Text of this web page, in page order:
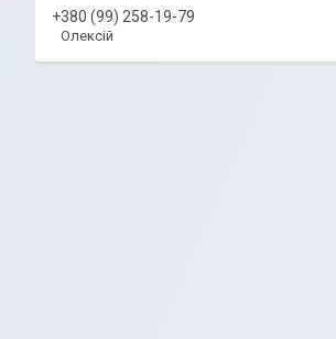
+380 (99) 258-19-79
Олексій